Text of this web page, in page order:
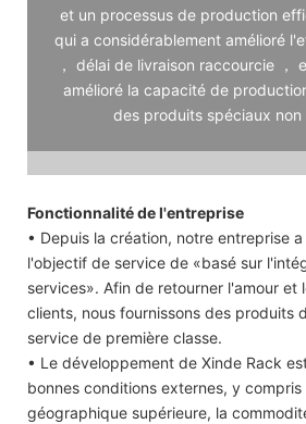
et un processus de production
qui a considérablement amélioré
， délai de livraison raccourcie ，
amélioré la capacité de
des produits spéciaux non
Fonctionnalité de l'entreprise
• Depuis la création, notre entreprise
l'objectif de service de «basé sur
services». Afin de retourner l'amour et
clients, nous fournissons des produits
service de première classe.
• Le développement de Xinde Rack
bonnes conditions externes, y compris
géographique supérieure, la